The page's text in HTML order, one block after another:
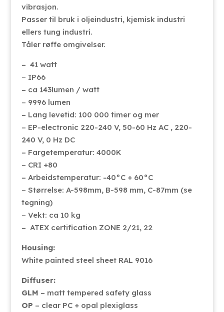
vibrasjon.
Passer til bruk i oljeindustri, kjemisk industri
ellers tung industri.
Tåler røffe omgivelser.
– 41 watt
– IP66
– ca 143lumen / watt
– 9996 lumen
– Lang levetid: 100 000 timer og mer
– EP-electronic 220-240 V, 50-60 Hz AC , 220-
240 V, 0 Hz DC
– Fargetemperatur: 4000K
– CRI +80
– Arbeidstemperatur: -40°C + 60°C
– Størrelse: A-598mm, B-598 mm, C-87mm (se
tegning)
– Vekt: ca 10 kg
– ATEX certification ZONE 2/21, 22
Housing:
White painted steel sheet RAL 9016
Diffuser:
GLM – matt tempered safety glass
OP – clear PC + opal plexiglass